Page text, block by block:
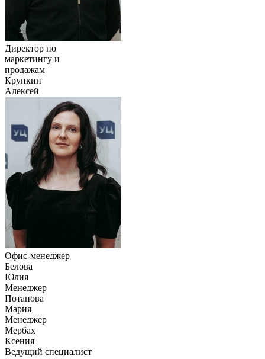
Директор по
маркетингу и
продажам
Крупкин
Алексей
Офис-менеджер
Белова
Юлия
Менеджер
Потапова
Мария
Менеджер
Мербах
Ксения
Ведущий специалист